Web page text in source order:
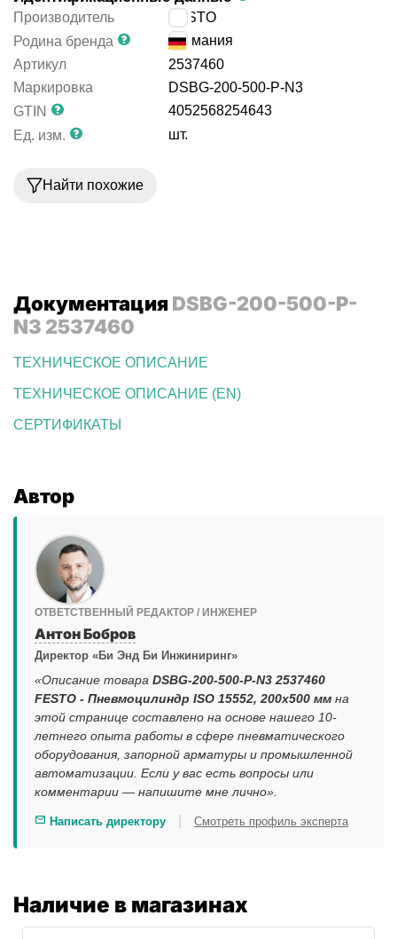
Производитель
FESTO
Родина бренда
Германия
Артикул
2537460
Маркировка
DSBG-200-500-P-N3
GTIN
4052568254643
Ед. изм.
шт.
Найти похожие
Документация DSBG-200-500-P-
N3 2537460
ТЕХНИЧЕСКОЕ ОПИСАНИЕ
ТЕХНИЧЕСКОЕ ОПИСАНИЕ (EN)
СЕРТИФИКАТЫ
Автор
ОТВЕТСТВЕННЫЙ РЕДАКТОР / ИНЖЕНЕР
Антон Бобров
Директор «Би Энд Би Инжиниринг»
«Описание товара DSBG-200-500-P-N3 2537460
FESTO - Пневмоцилиндр ISO 15552, 200x500 мм на
этой странице составлено на основе нашего 10-
летнего опыта работы в сфере пневматического
оборудования, запорной арматуры и промышленной
автоматизации. Если у вас есть вопросы или
комментарии — напишите мне лично».
Написать директору Смотреть профиль эксперта
Наличие в магазинах